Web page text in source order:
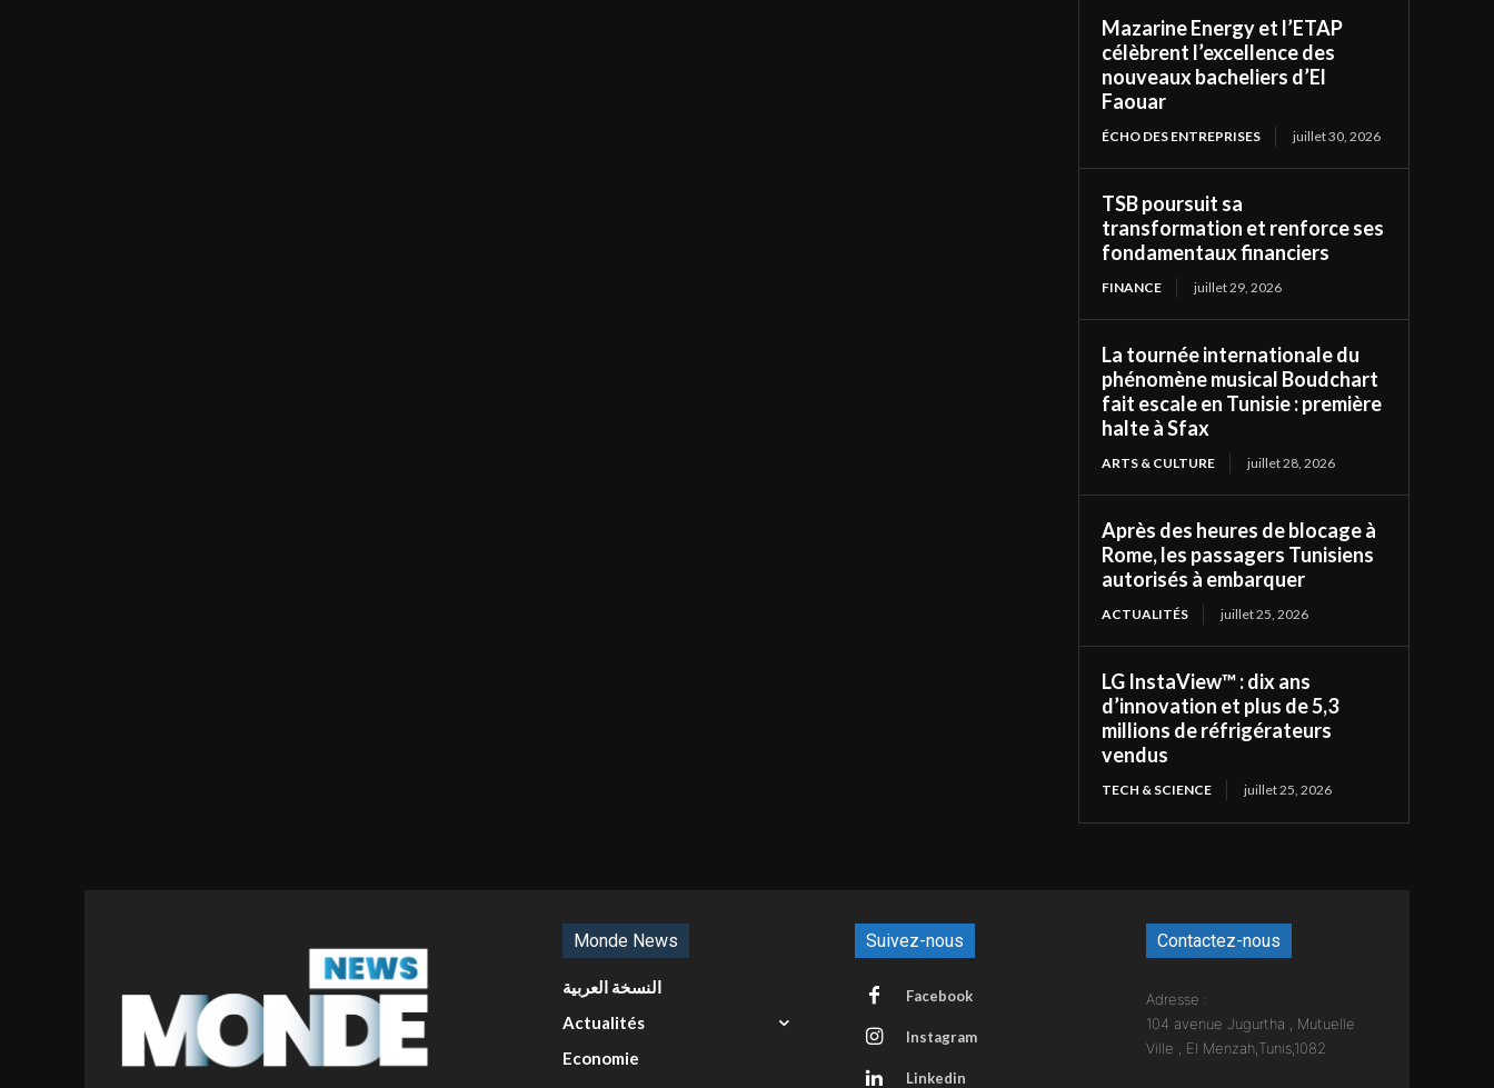
Mazarine Energy et l’ETAP
célèbrent l’excellence des
nouveaux bacheliers d’El
Faouar
ÉCHO DES ENTREPRISES juillet 30, 2026
TSB poursuit sa
transformation et renforce ses
fondamentaux financiers
FINANCE juillet 29, 2026
La tournée internationale du
phénomène musical Boudchart
fait escale en Tunisie : première
halte à Sfax
ARTS & CULTURE juillet 28, 2026
Après des heures de blocage à
Rome, les passagers Tunisiens
autorisés à embarquer
ACTUALITÉS juillet 25, 2026
LG InstaView™ : dix ans
d’innovation et plus de 5,3
millions de réfrigérateurs
vendus
TECH & SCIENCE juillet 25, 2026
Monde News
النسخة العربية
Actualités
Economie
Suivez-nous
Facebook
Instagram
Linkedin
Contactez-nous
Adresse :
104 avenue Jugurtha , Mutuelle
Ville , El Menzah,Tunis,1082